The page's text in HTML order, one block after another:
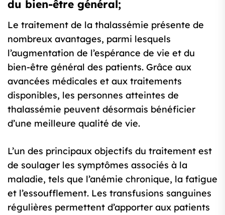
du bien-être général;
Le traitement de la thalassémie présente de
nombreux avantages, parmi lesquels
l’augmentation de l’espérance de vie et du
bien-être général des patients. Grâce aux
avancées médicales et aux traitements
disponibles, les personnes atteintes de
thalassémie peuvent désormais bénéficier
d’une meilleure qualité de vie.
L’un des principaux objectifs du traitement est
de soulager les symptômes associés à la
maladie, tels que l’anémie chronique, la fatigue
et l’essoufflement. Les transfusions sanguines
régulières permettent d’apporter aux patients